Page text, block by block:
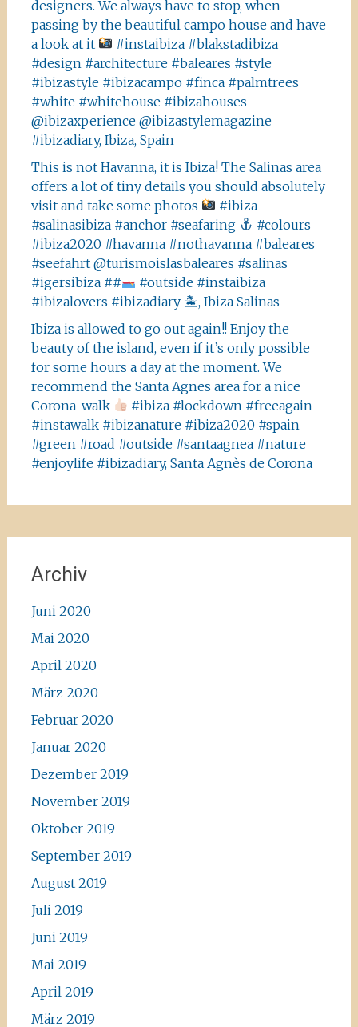
designers. We always have to stop, when
passing by the beautiful campo house and have
a look at it
#instaibiza #blakstadibiza
#design #architecture #baleares #style
#ibizastyle #ibizacampo #finca #palmtrees
#white #whitehouse #ibizahouses
@ibizaxperience @ibizastylemagazine
#ibizadiary, Ibiza, Spain
This is not Havanna, it is Ibiza! The Salinas area
offers a lot of tiny details you should absolutely
visit and take some photos
#ibiza
#salinasibiza #anchor #seafaring
#colours
#ibiza2020 #havanna #nothavanna #baleares
#seefahrt @turismoislasbaleares #salinas
#igersibiza ##
#outside #instaibiza
#ibizalovers #ibizadiary 🏝, Ibiza Salinas
Ibiza is allowed to go out again!! Enjoy the
beauty of the island, even if it’s only possible
for some hours a day at the moment. We
recommend the Santa Agnes area for a nice
Corona-walk
#ibiza #lockdown #freeagain
#instawalk #ibizanature #ibiza2020 #spain
#green #road #outside #santaagnea #nature
#enjoylife #ibizadiary, Santa Agnès de Corona
Archiv
Juni 2020
Mai 2020
April 2020
März 2020
Februar 2020
Januar 2020
Dezember 2019
November 2019
Oktober 2019
September 2019
August 2019
Juli 2019
Juni 2019
Mai 2019
April 2019
März 2019